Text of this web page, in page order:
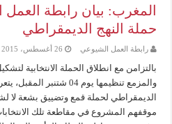
المغرب: بيان رابطة
حملة النهج الديمقراطي
رابطة العمل الشيوعي 26 أغسطس، 2015
بالتزامن مع انطلاق الحملة الانتخابية
والمزمع تنظيمها يوم 04
الديمقراطي لحملة قمع وتضييق بشعة لا
موقفهم المشروع في مقاطعة تلك